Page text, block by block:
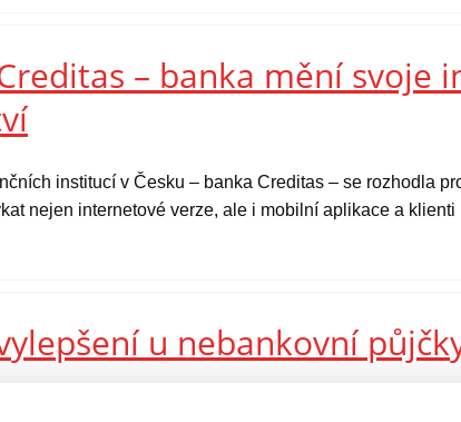
– banka mění svoje
institucí v Česku – banka Creditas – se rozhodla
nejen internetové verze, ale i mobilní aplikace a
u nebankovní